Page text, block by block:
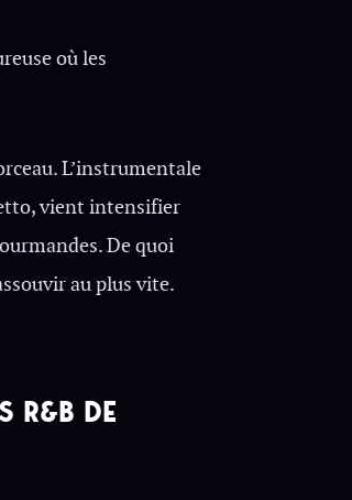
où les
L’instrumentale
vient intensifier
De quoi
au plus vite.
R&B DE